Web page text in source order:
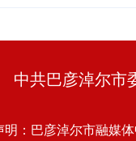
中共巴彦淖尔市
明：巴彦淖尔市融媒